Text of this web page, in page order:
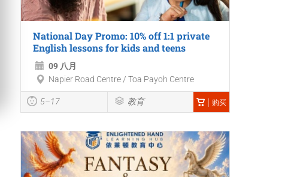
National Day Promo: 10% off 1:1 private
English lessons for kids and teens
09 八月
Napier Road Centre / Toa Payoh Centre
5–17 教育 购买